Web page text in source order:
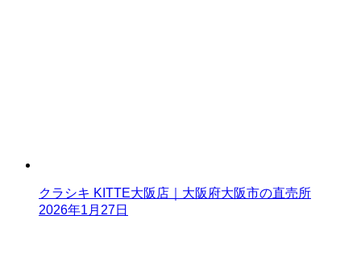
クラシキ KITTE大阪店｜大阪府大阪市の直売所
2026年1月27日